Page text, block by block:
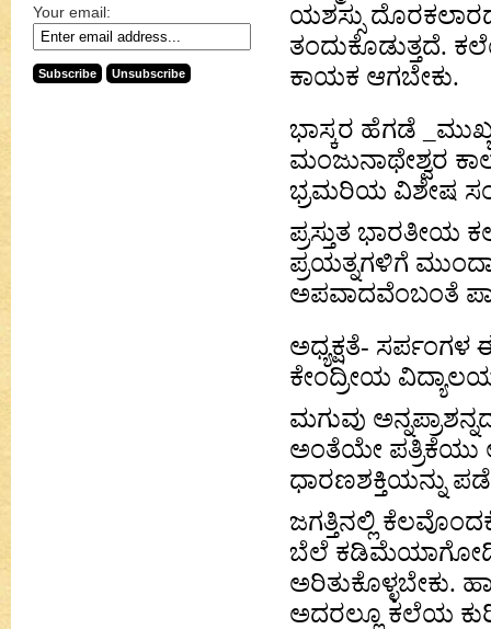
Your email:
ಯಶಸ್ಸು
ತಂದುಕೊಡುತ್ತದೆ.
ಕಾಯಕ ಆಗಬೇಕು.
ಭಾಸ್ಕರ ಹೆಗಡೆ
ಮಂಜುನಾಥೇಶ್ವರ
ಭ್ರಮರಿಯ ವಿಶೇಷ
ಪ್ರಸ್ತುತ ಭಾರತೀಯ
ಪ್ರಯತ್ನಗಳಿಗೆ
ಅಪವಾದವೆಂಬಂತೆ
ಅಧ್ಯಕ್ಷತೆ- ಸರ್ಪಂಗಳ
ಕೇಂದ್ರೀಯ
ಮಗುವು
ಅಂತೆಯೇ ಪತ್ರಿಕೆಯು
ಧಾರಣಶಕ್ತಿಯನ್ನು
ಜಗತ್ತಿನಲ್ಲಿ
ಬೆಲೆ
ಅರಿತುಕೊಳ್ಳಬೇಕು.
ಅದರಲ್ಲೂ ಕಲೆಯ